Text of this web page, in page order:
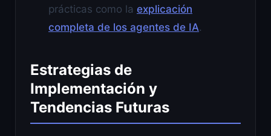
prácticas como la explicación
completa de los agentes de IA.
Estrategias de
Implementación y
Tendencias Futuras